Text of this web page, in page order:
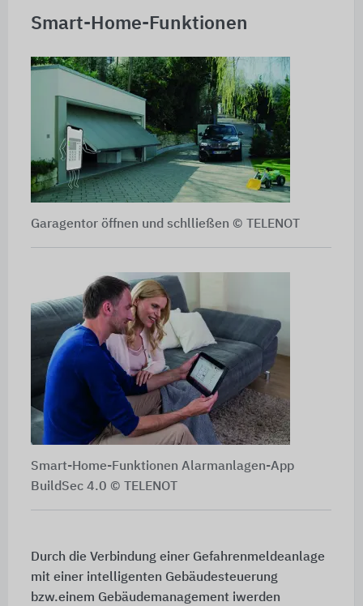
Smart-Home-Funktionen
Garagentor öffnen und schlließen © TELENOT
Smart-Home-Funktionen Alarmanlagen-App
BuildSec 4.0 © TELENOT
Durch die Verbindung einer Gefahrenmeldeanlage
mit einer intelligenten Gebäudesteuerung
bzw.einem Gebäudemanagement iwerden